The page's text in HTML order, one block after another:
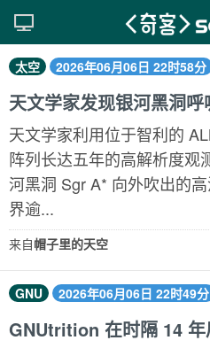
太空 2026年06月06日 22时58分
天文学家发现银河黑洞
天文学家利用位于智利的
阵列长达五年的高解析度观
河黑洞 Sgr A* 向外吹出的
界逾...
来自帽子里的天空
GNU 2026年06月06日 22时49分
GNUtrition 在时隔 14 年